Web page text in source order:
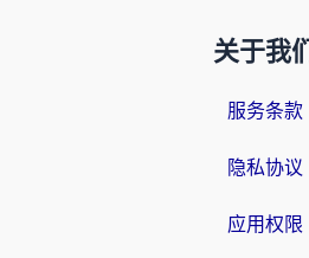
关于我们
服务条款
隐私协议
应用权限